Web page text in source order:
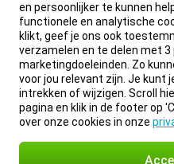
en persoonlijker te kunnen
functionele en analytische
klikt, geef je ons ook
verzamelen en te delen met
marketingdoeleinden. Zo
voor jou relevant zijn. Je kunt
intrekken of wijzigen. Scroll
pagina en klik in de footer op
over onze cookies in onze